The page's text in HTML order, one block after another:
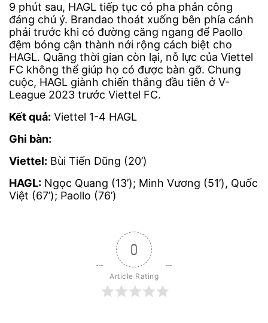
9 phút sau, HAGL tiếp tục có pha phản công
đáng chú ý. Brandao thoát xuống bên phía cánh
phải trước khi có đường căng ngang để Paollo
đệm bóng cận thành nới rộng cách biệt cho
HAGL. Quãng thời gian còn lại, nỗ lực của Viettel
FC không thể giúp họ có được bàn gỡ. Chung
cuộc, HAGL giành chiến thắng đầu tiên ở V-
League 2023 trước Viettel FC.
Kết quả: Viettel 1-4 HAGL
Ghi bàn:
Viettel: Bùi Tiến Dũng (20’)
HAGL: Ngọc Quang (13’); Minh Vương (51’), Quốc
Việt (67’); Paollo (76’)
0
Article Rating